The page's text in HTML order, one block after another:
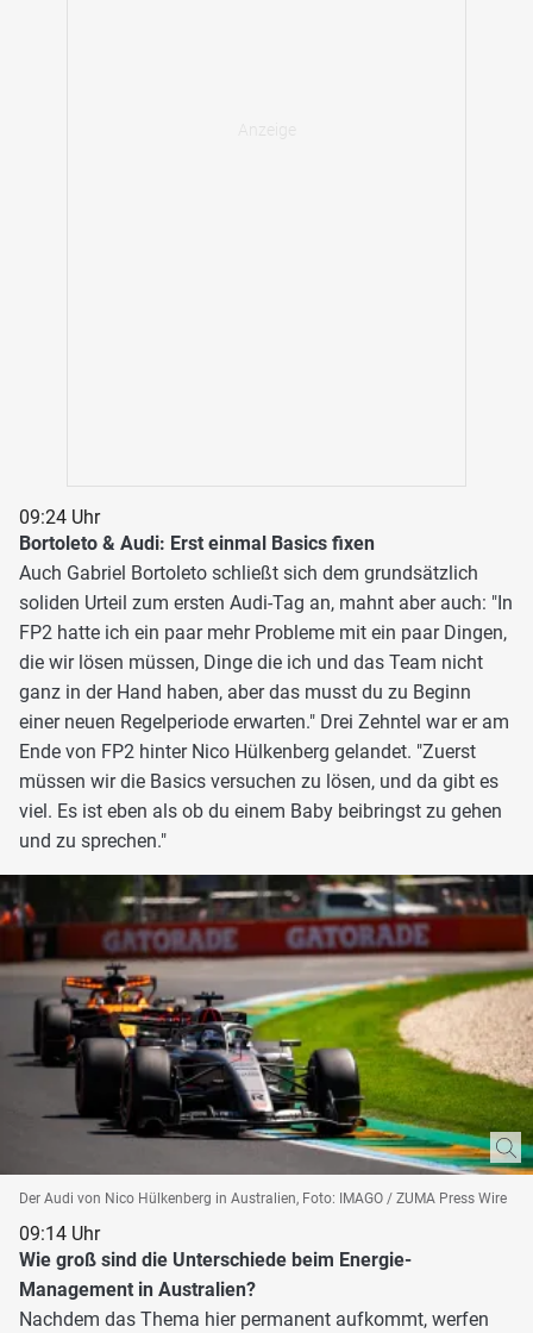
09:24 Uhr
Bortoleto & Audi: Erst einmal Basics fixen
Auch Gabriel Bortoleto schließt sich dem grundsätzlich
soliden Urteil zum ersten Audi-Tag an, mahnt aber auch: "In
FP2 hatte ich ein paar mehr Probleme mit ein paar Dingen,
die wir lösen müssen, Dinge die ich und das Team nicht
ganz in der Hand haben, aber das musst du zu Beginn
einer neuen Regelperiode erwarten." Drei Zehntel war er am
Ende von FP2 hinter Nico Hülkenberg gelandet. "Zuerst
müssen wir die Basics versuchen zu lösen, und da gibt es
viel. Es ist eben als ob du einem Baby beibringst zu gehen
und zu sprechen."
Der Audi von Nico Hülkenberg in Australien, Foto: IMAGO / ZUMA Press Wire
09:14 Uhr
Wie groß sind die Unterschiede beim Energie-
Management in Australien?
Nachdem das Thema hier permanent aufkommt, werfen